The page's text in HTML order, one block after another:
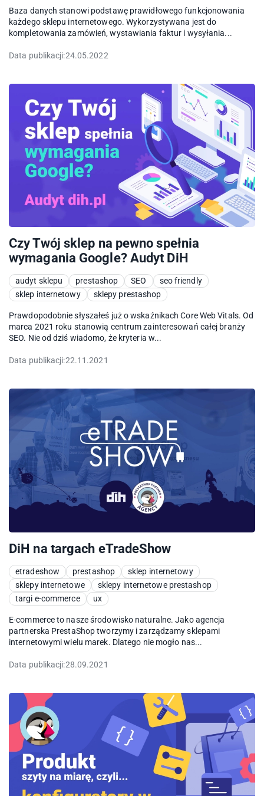
Baza danych stanowi podstawę prawidłowego funkcjonowania
każdego sklepu internetowego. Wykorzystywana jest do
kompletowania zamówień, wystawiania faktur i wysyłania...
Data publikacji:24.05.2022
Czy Twój sklep na pewno spełnia
wymagania Google? Audyt DiH
audyt sklepu prestashop SEO
seo friendly
sklep internetowy
sklepy prestashop
Prawdopodobnie słyszałeś już o wskaźnikach Core Web Vitals. Od
marca 2021 roku stanowią centrum zainteresowań całej branży
SEO. Nie od dziś wiadomo, że kryteria w...
Data publikacji:22.11.2021
DiH na targach eTradeShow
etradeshow prestashop
sklep internetowy
sklepy internetowe
sklepy internetowe prestashop
targi e-commerce
ux
E-commerce to nasze środowisko naturalne. Jako agencja
partnerska PrestaShop tworzymy i zarządzamy sklepami
internetowymi wielu marek. Dlatego nie mogło nas...
Data publikacji:28.09.2021